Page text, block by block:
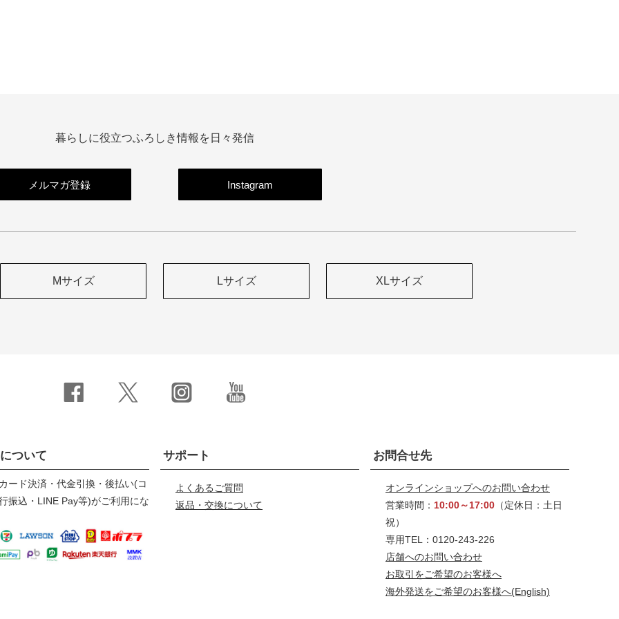
暮らしに役立つふろしき情報を日々発信
メルマガ登録 Instagram
Mサイズ Lサイズ XLサイズ
ついて
ード決済・代金引換・後払い(コ
振込・LINE Pay等)がご利用にな
サポート
よくあるご質問
返品・交換について
お問合せ先
オンラインショップへのお問い合わせ
営業時間： 10:00～17:00 （定休日：土日
祝）
専用TEL：0120-243-226
店舗へのお問い合わせ
お取引をご希望のお客様へ
海外発送をご希望のお客様へ(English)